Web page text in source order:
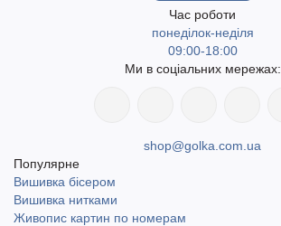
Час роботи
понеділок-неділя
09:00-18:00
Ми в соціальних мережах:
shop@golka.com.ua
Популярне
Вишивка бісером
Вишивка нитками
Живопис картин по номерам